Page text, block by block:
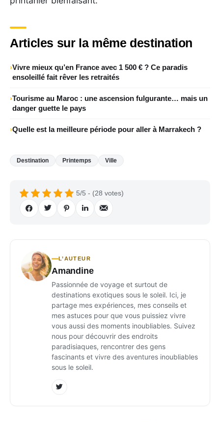
Articles sur la même destination
Vivre mieux qu’en France avec 1 500 € ? Ce paradis
ensoleillé fait rêver les retraités
Tourisme au Maroc : une ascension fulgurante… mais un
danger guette le pays
Quelle est la meilleure période pour aller à Marrakech ?
Destination Printemps Ville
5/5 - (28 votes)
L’AUTEUR
Amandine
Passionnée de voyage et surtout de
destinations exotiques sous le soleil. Ici, je
partage mes expériences, mes conseils et
mes astuces pour que vous puissiez vivre
vous aussi des moments inoubliables. Suivez
nous pour découvrir des endroits
paradisiaques, rencontrer des gens
fascinants et vivre des aventures inoubliables
sous le soleil.